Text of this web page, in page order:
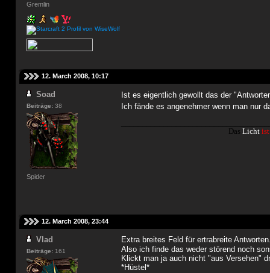
Gremlin
12. March 2008, 10:17
Soad
Beiträge: 38
Spider
Ist es eigentlich gewollt das der
Ich fände es angenehmer wenn man nur
Das Licht ist
12. March 2008, 23:44
Vlad
Beiträge: 161
Extra breites Feld für ertrabreite
Also ich finde das weder störend noch
Klickt man ja auch nicht "aus Versehen"
*Hüstel*